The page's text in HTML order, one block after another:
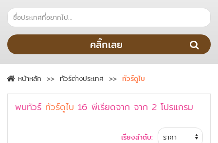
คลิ๊กเลย
หน้าหลัก ทัวร์ต่างประเทศ ทัวร์ดูไบ
พบทัวร์ ทัวร์ดูไบ 16 พีเรียดจาก จาก 2 โปรแกรม
เรียงลำดับ: